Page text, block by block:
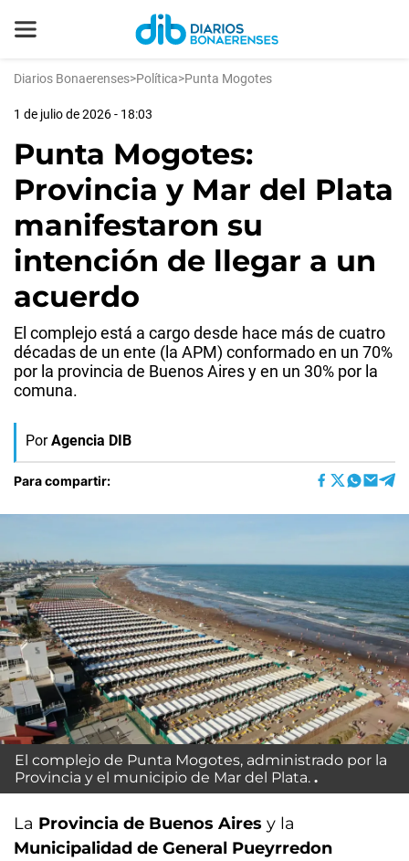
Diarios Bonaerenses>Política>Punta Mogotes
1 de julio de 2026 - 18:03
Punta Mogotes:
Provincia y Mar del Plata
manifestaron su
intención de llegar a un
acuerdo
El complejo está a cargo desde hace más de cuatro
décadas de un ente (la APM) conformado en un 70%
por la provincia de Buenos Aires y en un 30% por la
comuna.
Por Agencia DIB
Para compartir:
El complejo de Punta Mogotes, administrado por la
Provincia y el municipio de Mar del Plata.
La Provincia de Buenos Aires y la
Municipalidad de General Pueyrredon